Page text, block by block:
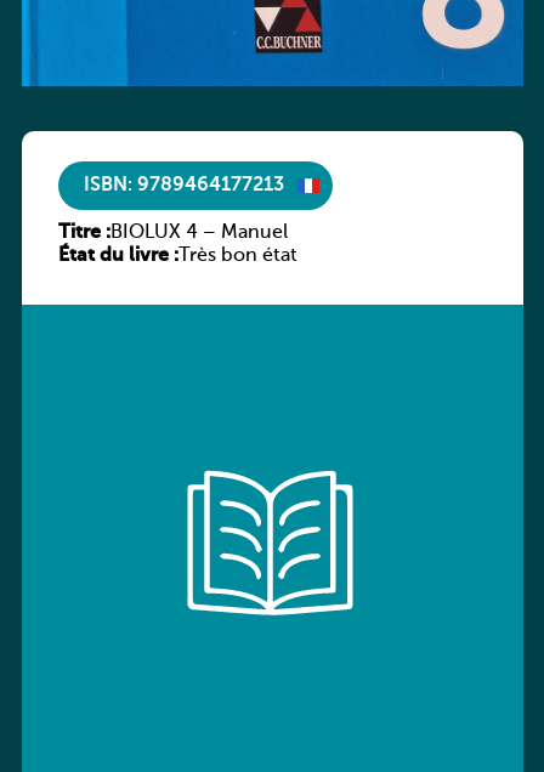
ISBN: 9789464177213
Titre :BIOLUX 4 – Manuel
État du livre :Très bon état